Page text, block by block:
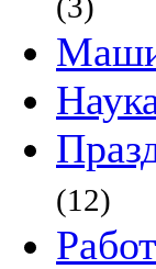
(12)